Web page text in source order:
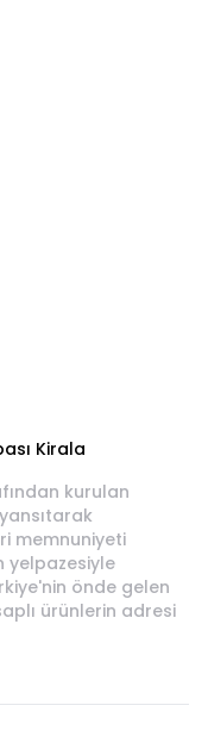
Kirala
kurulan
memnuniyeti
yelpazesiyle
önde gelen
ürünlerin adresi